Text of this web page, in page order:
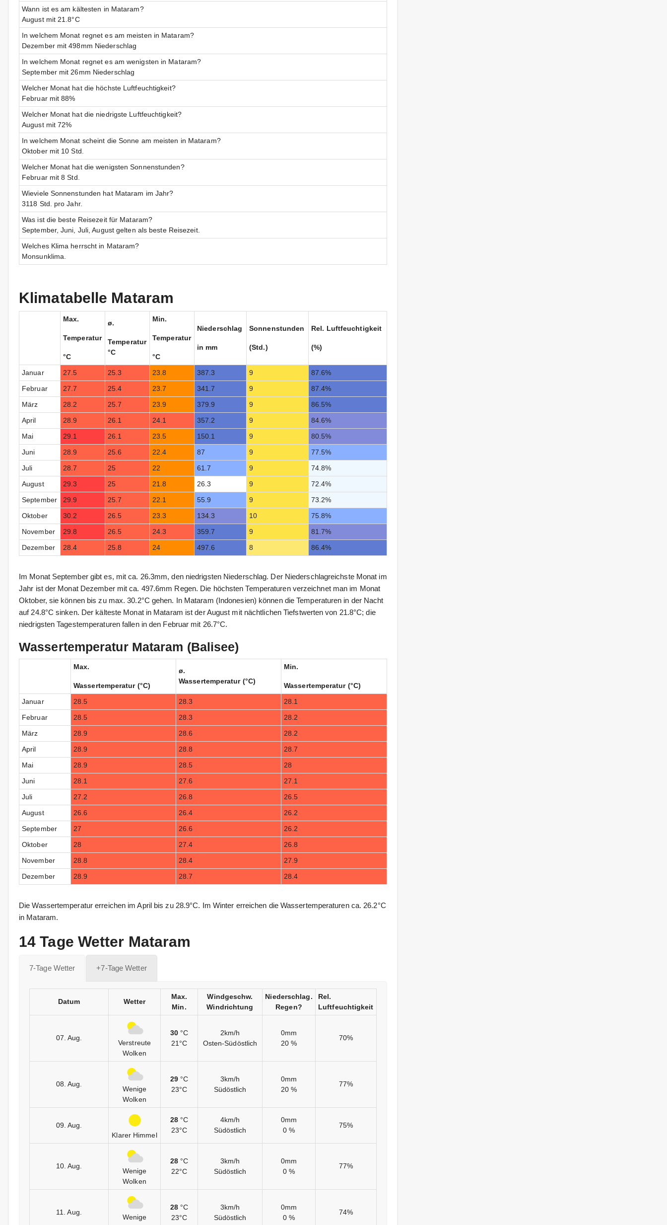
Wann ist es am kältesten in Mataram?
August mit 21.8°C
In welchem Monat regnet es am meisten in Mataram?
Dezember mit 498mm Niederschlag
In welchem Monat regnet es am wenigsten in Mataram?
September mit 26mm Niederschlag
Welcher Monat hat die höchste Luftfeuchtigkeit?
Februar mit 88%
Welcher Monat hat die niedrigste Luftfeuchtigkeit?
August mit 72%
In welchem Monat scheint die Sonne am meisten in Mataram?
Oktober mit 10 Std.
Welcher Monat hat die wenigsten Sonnenstunden?
Februar mit 8 Std.
Wieviele Sonnenstunden hat Mataram im Jahr?
3118 Std. pro Jahr.
Was ist die beste Reisezeit für Mataram?
September, Juni, Juli, August gelten als beste Reisezeit.
Welches Klima herrscht in Mataram?
Monsunklima.
Klimatabelle Mataram
Max.
Temperatur
°C
ø.
Temperatur
°C
Min.
Temperatur
°C
Niederschlag
in mm
Sonnenstunden
(Std.)
Rel. Luftfeuchtigkeit
(%)
Januar 27.5 25.3 23.8 387.3 9 87.6%
Februar 27.7 25.4 23.7 341.7 9 87.4%
März 28.2 25.7 23.9 379.9 9 86.5%
April 28.9 26.1 24.1 357.2 9 84.6%
Mai 29.1 26.1 23.5 150.1 9 80.5%
Juni 28.9 25.6 22.4 87 9 77.5%
Juli 28.7 25 22 61.7 9 74.8%
August 29.3 25 21.8 26.3 9 72.4%
September 29.9 25.7 22.1 55.9 9 73.2%
Oktober 30.2 26.5 23.3 134.3 10 75.8%
November 29.8 26.5 24.3 359.7 9 81.7%
Dezember 28.4 25.8 24 497.6 8 86.4%
Im Monat September gibt es, mit ca. 26.3mm, den niedrigsten Niederschlag. Der Niederschlagreichste Monat im
Jahr ist der Monat Dezember mit ca. 497.6mm Regen. Die höchsten Temperaturen verzeichnet man im Monat
Oktober, sie können bis zu max. 30.2°C gehen. In Mataram (Indonesien) können die Temperaturen in der Nacht
auf 24.8°C sinken. Der kälteste Monat in Mataram ist der August mit nächtlichen Tiefstwerten von 21.8°C; die
niedrigsten Tagestemperaturen fallen in den Februar mit 26.7°C.
Wassertemperatur Mataram (Balisee)
Max.
Wassertemperatur (°C)
ø.
Wassertemperatur (°C)
Min.
Wassertemperatur (°C)
Januar 28.5 28.3 28.1
Februar 28.5 28.3 28.2
März 28.9 28.6 28.2
April 28.9 28.8 28.7
Mai 28.9 28.5 28
Juni 28.1 27.6 27.1
Juli 27.2 26.8 26.5
August 26.6 26.4 26.2
September 27 26.6 26.2
Oktober 28 27.4 26.8
November 28.8 28.4 27.9
Dezember 28.9 28.7 28.4
Die Wassertemperatur erreichen im April bis zu 28.9°C. Im Winter erreichen die Wassertemperaturen ca. 26.2°C
in Mataram.
14 Tage Wetter Mataram
7-Tage Wetter +7-Tage Wetter
Datum Wetter
Max.
Min.
Windgeschw.
Windrichtung
Niederschlag.
Regen?
Rel.
Luftfeuchtigkeit
07. Aug.
Verstreute
Wolken
30 °C
21°C
2km/h
Osten-Südöstlich
0mm
20 %
70%
08. Aug.
Wenige
Wolken
29 °C
23°C
3km/h
Südöstlich
0mm
20 %
77%
09. Aug.
Klarer Himmel
28 °C
23°C
4km/h
Südöstlich
0mm
0 %
75%
10. Aug.
Wenige
Wolken
28 °C
22°C
3km/h
Südöstlich
0mm
0 %
77%
11. Aug.
Wenige
28 °C
23°C
3km/h
Südöstlich
0mm
0 %
74%